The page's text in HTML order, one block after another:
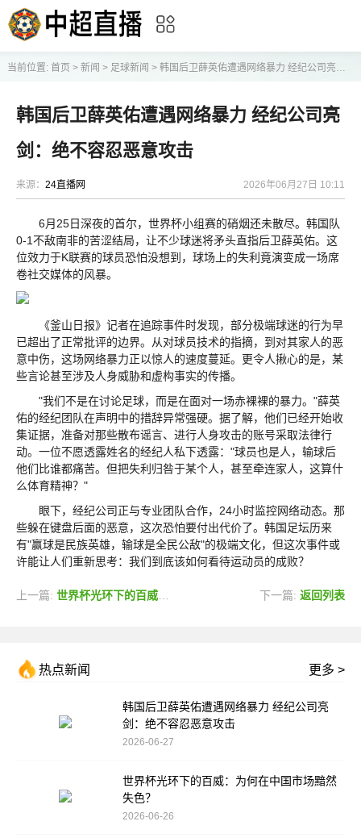
当前位置: 首页 > 新闻 > 足球新闻 > 韩国后卫薛英佑遭遇网络暴力 经纪公司亮剑：绝不容忍恶意攻击
韩国后卫薛英佑遭遇网络暴力 经纪公司亮
剑：绝不容忍恶意攻击
来源： 24直播网 2026年06月27日 10:11
6月25日深夜的首尔，世界杯小组赛的硝烟还未散尽。韩国队
0-1不敌南非的苦涩结局，让不少球迷将矛头直指后卫薛英佑。这
位效力于K联赛的球员恐怕没想到，球场上的失利竟演变成一场席
卷社交媒体的风暴。
《釜山日报》记者在追踪事件时发现，部分极端球迷的行为早
已超出了正常批评的边界。从对球员技术的指摘，到对其家人的恶
意中伤，这场网络暴力正以惊人的速度蔓延。更令人揪心的是，某
些言论甚至涉及人身威胁和虚构事实的传播。
"我们不是在讨论足球，而是在面对一场赤裸裸的暴力。"薛英
佑的经纪团队在声明中的措辞异常强硬。据了解，他们已经开始收
集证据，准备对那些散布谣言、进行人身攻击的账号采取法律行
动。一位不愿透露姓名的经纪人私下透露："球员也是人，输球后
他们比谁都痛苦。但把失利归咎于某个人，甚至牵连家人，这算什
么体育精神？"
眼下，经纪公司正与专业团队合作，24小时监控网络动态。那
些躲在键盘后面的恶意，这次恐怕要付出代价了。韩国足坛历来
有"赢球是民族英雄，输球是全民公敌"的极端文化，但这次事件或
许能让人们重新思考：我们到底该如何看待运动员的成败？
上一篇: 世界杯光环下的百威：为何在中国市场黯然失色？ 下一篇: 返回列表
热点新闻 更多 >
韩国后卫薛英佑遭遇网络暴力 经纪公司亮
剑：绝不容忍恶意攻击
2026-06-27
世界杯光环下的百威：为何在中国市场黯然
失色？
2026-06-26